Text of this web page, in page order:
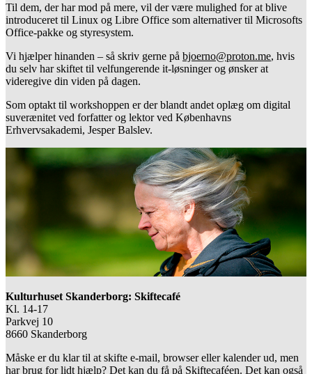
Til dem, der har mod på mere, vil der være mulighed for at blive
introduceret til Linux og Libre Office som alternativer til Microsofts
Office-pakke og styresystem.
Vi hjælper hinanden – så skriv gerne på bjoerno@proton.me, hvis
du selv har skiftet til velfungerende it-løsninger og ønsker at
videregive din viden på dagen.
Som optakt til workshoppen er der blandt andet oplæg om digital
suverænitet ved forfatter og lektor ved Københavns
Erhvervsakademi, Jesper Balslev.
Kulturhuset Skanderborg: Skiftecafé
Kl. 14-17
Parkvej 10
8660 Skanderborg
Måske er du klar til at skifte e-mail, browser eller kalender ud, men
har brug for lidt hjælp? Det kan du få på Skiftecaféen. Det kan også